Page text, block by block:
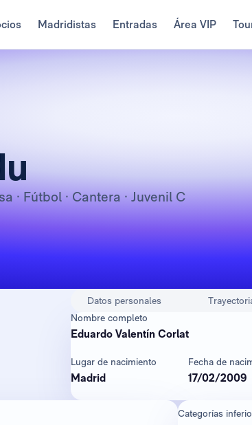
Madridistas Entradas Área VIP
· Fútbol · Cantera · Juvenil C
Datos personales
Nombre completo
Eduardo Valentín Corlat
Lugar de nacimiento
Madrid
Fecha de
17/02/2009
Categorías